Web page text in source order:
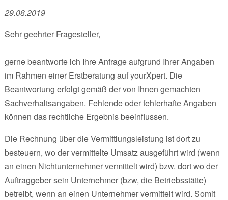
29.08.2019
Sehr geehrter Fragesteller,
gerne beantworte ich Ihre Anfrage aufgrund Ihrer Angaben
im Rahmen einer Erstberatung auf yourXpert. Die
Beantwortung erfolgt gemäß der von Ihnen gemachten
Sachverhaltsangaben. Fehlende oder fehlerhafte Angaben
können das rechtliche Ergebnis beeinflussen.
Die Rechnung über die Vermittlungsleistung ist dort zu
besteuern, wo der vermittelte Umsatz ausgeführt wird (wenn
an einen Nichtunternehmer vermittelt wird) bzw. dort wo der
Auftraggeber sein Unternehmer (bzw, die Betriebsstätte)
betreibt, wenn an einen Unternehmer vermittelt wird. Somit